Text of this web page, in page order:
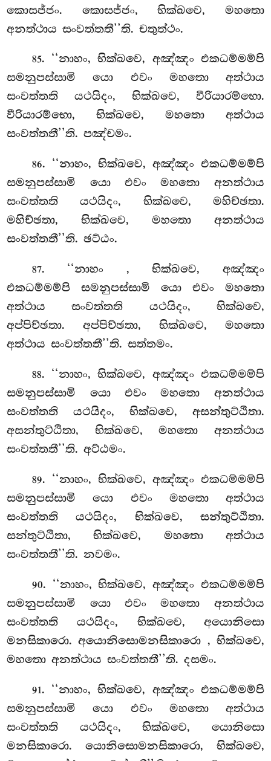
කොසජ්ජං. කොසජ්ජං, භික්ඛවෙ, මහතො
අනත්ථාය සංවත්තතී’’ති. චතුත්ථං.
85. ‘‘නාහං, භික්ඛවෙ, අඤ්ඤං එකධම්මම්පි
සමනුපස්සාමි යො එවං මහතො අත්ථාය
සංවත්තති යථයිදං, භික්ඛවෙ, වීරියාරම්භො.
වීරියාරම්භො, භික්ඛවෙ, මහතො අත්ථාය
සංවත්තතී’’ති. පඤ්චමං.
86. ‘‘නාහං, භික්ඛවෙ, අඤ්ඤං එකධම්මම්පි
සමනුපස්සාමි යො එවං මහතො අනත්ථාය
සංවත්තති යථයිදං, භික්ඛවෙ, මහිච්ඡතා.
මහිච්ඡතා, භික්ඛවෙ, මහතො අනත්ථාය
සංවත්තතී’’ති. ඡට්ඨං.
87. ‘‘නාහං , භික්ඛවෙ, අඤ්ඤං
එකධම්මම්පි සමනුපස්සාමි යො එවං මහතො
අත්ථාය සංවත්තති යථයිදං, භික්ඛවෙ,
අප්පිච්ඡතා. අප්පිච්ඡතා, භික්ඛවෙ, මහතො
අත්ථාය සංවත්තතී’’ති. සත්තමං.
88. ‘‘නාහං, භික්ඛවෙ, අඤ්ඤං එකධම්මම්පි
සමනුපස්සාමි යො එවං මහතො අනත්ථාය
සංවත්තති යථයිදං, භික්ඛවෙ, අසන්තුට්ඨිතා.
අසන්තුට්ඨිතා, භික්ඛවෙ, මහතො අනත්ථාය
සංවත්තතී’’ති. අට්ඨමං.
89. ‘‘නාහං, භික්ඛවෙ, අඤ්ඤං එකධම්මම්පි
සමනුපස්සාමි යො එවං මහතො අත්ථාය
සංවත්තති යථයිදං, භික්ඛවෙ, සන්තුට්ඨිතා.
සන්තුට්ඨිතා, භික්ඛවෙ, මහතො අත්ථාය
සංවත්තතී’’ති. නවමං.
90. ‘‘නාහං, භික්ඛවෙ, අඤ්ඤං එකධම්මම්පි
සමනුපස්සාමි යො එවං මහතො අනත්ථාය
සංවත්තති යථයිදං, භික්ඛවෙ, අයොනිසො
මනසිකාරො. අයොනිසොමනසිකාරො , භික්ඛවෙ,
මහතො අනත්ථාය සංවත්තතී’’ති. දසමං.
91. ‘‘නාහං, භික්ඛවෙ, අඤ්ඤං එකධම්මම්පි
සමනුපස්සාමි යො එවං මහතො අත්ථාය
සංවත්තති යථයිදං, භික්ඛවෙ, යොනිසො
මනසිකාරො. යොනිසොමනසිකාරො, භික්ඛවෙ,